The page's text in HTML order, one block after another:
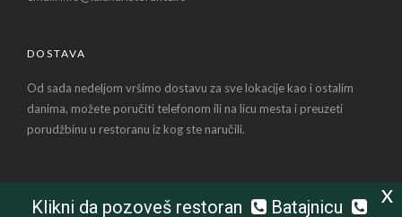
DOSTAVA
Od sada nedeljom vršimo dostavu za sve lokacije kao i ostalim
danima, možete poručiti telefonom ili na licu mesta i preuzeti
porudžbinu u restoranu iz kog ste naručili.
Klikni da pozoveš restoran Batajnicu
X